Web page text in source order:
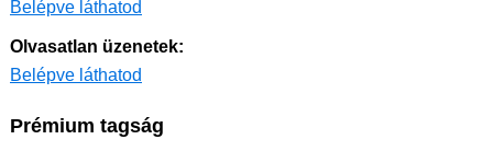
Belépve láthatod
Olvasatlan üzenetek:
Belépve láthatod
Prémium tagság